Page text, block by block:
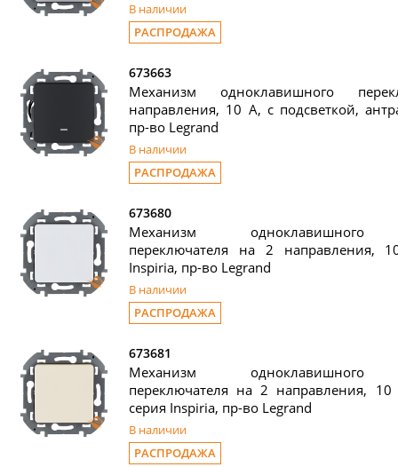
В наличии
РАСПРОДАЖА
673663
Механизм одноклавишного
направления, 10 А, с подсветкой,
пр-во Legrand
В наличии
РАСПРОДАЖА
673680
Механизм одноклавишного
переключателя на 2 направления,
Inspiria, пр-во Legrand
В наличии
РАСПРОДАЖА
673681
Механизм одноклавишного
переключателя на 2 направления, 10
серия Inspiria, пр-во Legrand
В наличии
РАСПРОДАЖА